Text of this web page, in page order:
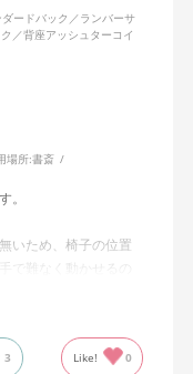
ードバック／ランバーサ
／背座アッシュターコイ
場所:書斎
。
いため、椅子の位置
で難なく動かせるの
すぎないところが気
ルーで、部屋の差し
3 Like! 0